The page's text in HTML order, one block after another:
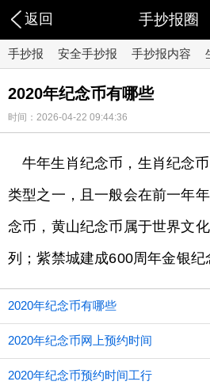
返回 手抄报圈
手抄报 安全手抄报 手抄报内容
2020年纪念币有哪些
时间：2026-04-22 09:44:36
牛年生肖纪念币，生肖纪念
类型之一，且一般会在前一年
念币，黄山纪念币属于世界文
列；紫禁城建成600周年金银纪
2020年纪念币有哪些
2020年纪念币网上预约时间
2020年纪念币预约时间工行